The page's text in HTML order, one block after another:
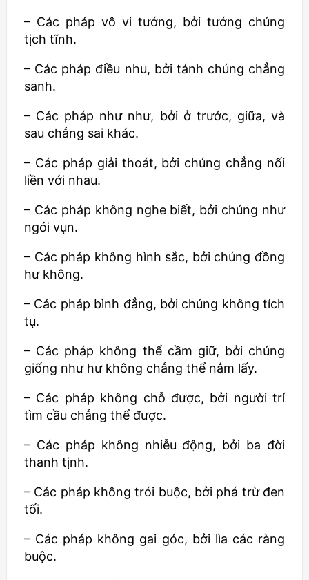
– Các pháp vô vi tướng, bởi tướng chúng
tịch tĩnh.
– Các pháp điều nhu, bởi tánh chúng chẳng
sanh.
– Các pháp như như, bởi ở trước, giữa, và
sau chẳng sai khác.
– Các pháp giải thoát, bởi chúng chẳng nối
liền với nhau.
– Các pháp không nghe biết, bởi chúng như
ngói vụn.
– Các pháp không hình sắc, bởi chúng đồng
hư không.
– Các pháp bình đẳng, bởi chúng không tích
tụ.
– Các pháp không thể cầm giữ, bởi chúng
giống như hư không chẳng thể nắm lấy.
– Các pháp không chỗ được, bởi người trí
tìm cầu chẳng thể được.
– Các pháp không nhiễu động, bởi ba đời
thanh tịnh.
– Các pháp không trói buộc, bởi phá trừ đen
tối.
– Các pháp không gai góc, bởi lìa các ràng
buộc.